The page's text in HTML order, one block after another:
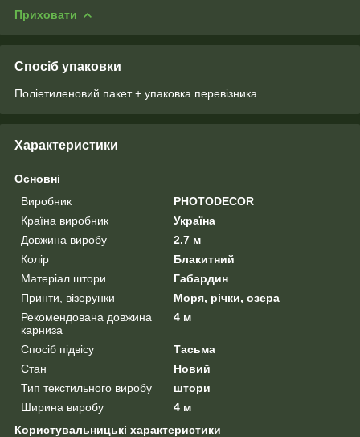
Приховати
Спосіб упаковки
Поліетиленовий пакет + упаковка перевізника
Характеристики
Основні
Виробник
PHOTODECOR
Країна виробник
Україна
Довжина виробу
2.7 м
Колір
Блакитний
Матеріал штори
Габардин
Принти, візерунки
Моря, річки, озера
Рекомендована довжина
карниза
4 м
Спосіб підвісу
Тасьма
Стан
Новий
Тип текстильного виробу
штори
Ширина виробу
4 м
Користувальницькі характеристики